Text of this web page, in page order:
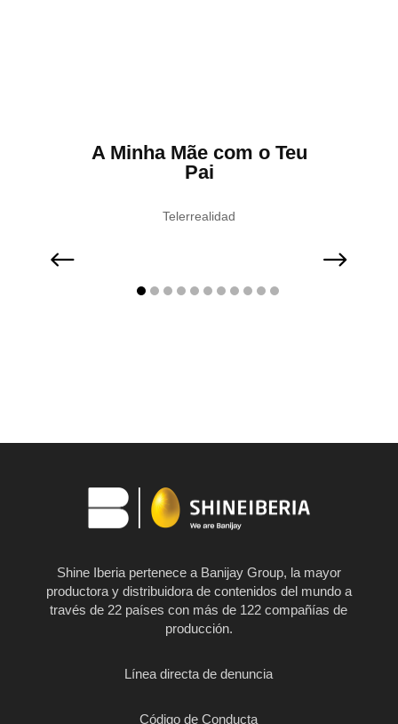
A Minha Mãe com o Teu
Pai
Telerrealidad
Shine Iberia pertenece a Banijay Group, la mayor
productora y distribuidora de contenidos del mundo a
través de 22 países con más de 122 compañías de
producción.
Línea directa de denuncia
Código de Conducta